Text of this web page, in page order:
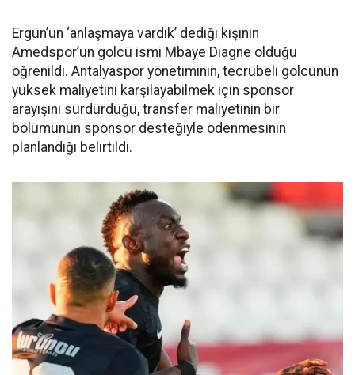
Ergün’ün ‘anlaşmaya vardık’ dediği kişinin
Amedspor’un golcü ismi Mbaye Diagne olduğu
öğrenildi. Antalyaspor yönetiminin, tecrübeli golcünün
yüksek maliyetini karşılayabilmek için sponsor
arayışını sürdürdüğü, transfer maliyetinin bir
bölümünün sponsor desteğiyle ödenmesinin
planlandığı belirtildi.